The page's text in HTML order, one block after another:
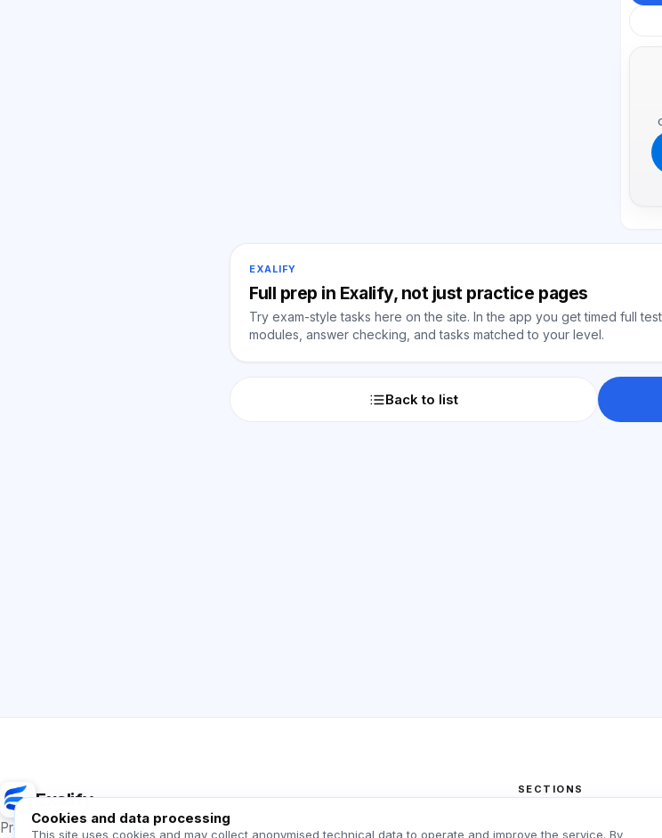
EXALIFY
Full prep in Exalify, not just practice pages
Try exam-style tasks here on the site. In the app you get timed full
modules, answer checking, and tasks matched to your level.
Back to list
Exalify
Preparation for international language exams
SECTIONS
Cookies and data processing
This site uses cookies and may collect anonymised technical data to operate and improve the service. By